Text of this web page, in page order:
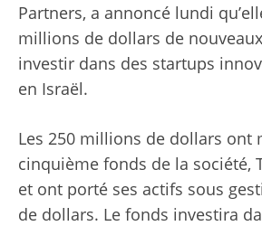
Partners, a annoncé lundi
millions de dollars de
investir dans des startups
en Israël.
Les 250 millions de dollars ont
cinquième fonds de la société,
et ont porté ses actifs sous
de dollars. Le fonds investira